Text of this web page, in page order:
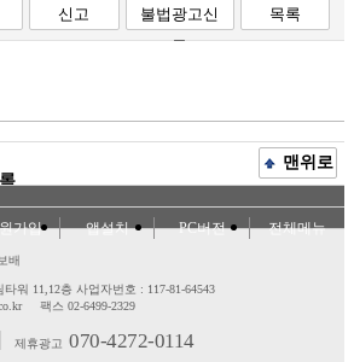
신고
불법광고신
고
목록
맨위로
가입 앱설치 PC버전 전체메뉴
배
타워 11,12층 사업자번호 : 117-81-64543
팩스 02-6499-2329
제휴광고 070-4272-0114